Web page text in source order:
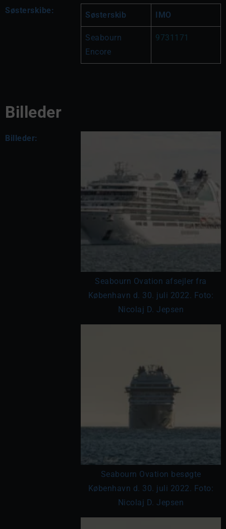
Søsterskibe: Søsterskib IMO
Seabourn
Encore
9731171
Billeder
Billeder:
Seabourn Ovation afsejler fra
København d. 30. juli 2022. Foto:
Nicolaj D. Jepsen
Seabourn Ovation besøgte
København d. 30. juli 2022. Foto:
Nicolaj D. Jepsen